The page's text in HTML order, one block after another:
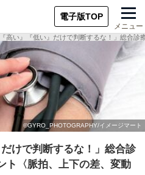
電子版TOP
メニュー
『高い』『低い』だけで判断するな！」総合
けで判断するな！」総合診
ト〈脈拍、上下の差、変動